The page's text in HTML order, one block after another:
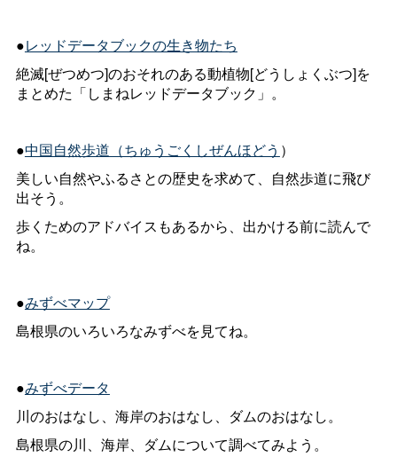
●レッドデータブックの生き物たち
絶滅[ぜつめつ]のおそれのある動植物[どうしょくぶつ]を
まとめた「しまねレッドデータブック」。
●中国自然歩道（ちゅうごくしぜんほどう ）
美しい自然やふるさとの歴史を求めて、自然歩道に飛び
出そう。
歩くためのアドバイスもあるから、出かける前に読んで
ね。
●みずべマップ
島根県のいろいろなみずべを見てね。
●みずべデータ
川のおはなし、海岸のおはなし、ダムのおはなし。
島根県の川、海岸、ダムについて調べてみよう。